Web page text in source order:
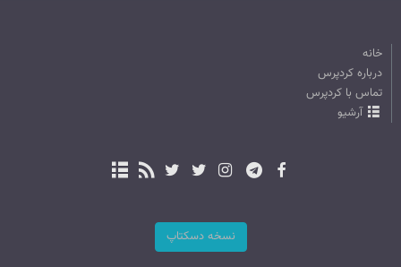
خانه
درباره کردپرس
تماس با کردپرس
آرشیو
نسخه دسکتاپ